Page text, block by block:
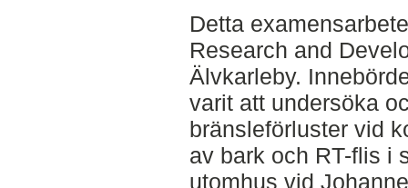
Detta
Research and
Älvkarleby.
varit att undersöka
bränsleförluster vid
av bark och RT-flis i
utomhus vid